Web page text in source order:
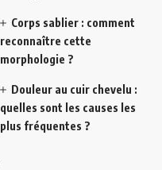
Corps sablier : comment
reconnaître cette
morphologie ?
Douleur au cuir chevelu :
quelles sont les causes les
plus fréquentes ?